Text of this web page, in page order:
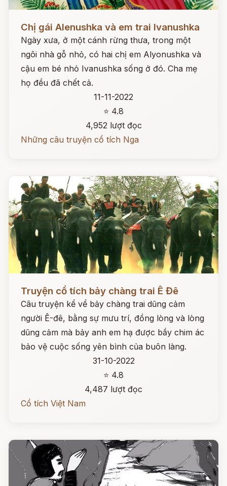
Chị gái Alenushka và em trai Ivanushka
Ngày xưa, ở một cánh rừng thưa, trong một
ngôi nhà gỗ nhỏ, có hai chị em Alyonushka và
cậu em bé nhỏ Ivanushka sống ở đó. Cha mẹ
họ đều đã chết cả.
11-11-2022
⭐ 4.8
4,952 lượt đọc
Những câu truyện cổ tích Nga
Truyện cổ tích bảy chàng trai Ê Đê
Câu truyện kể vể bảy chàng trai dũng cảm
người Ê-đê, bằng sự mưu trí, đồng lòng và lòng
dũng cảm mà bảy anh em hạ được bầy chim ác
bảo vệ cuộc sống yên bình của buôn làng.
31-10-2022
⭐ 4.8
4,487 lượt đọc
Cổ tích Việt Nam